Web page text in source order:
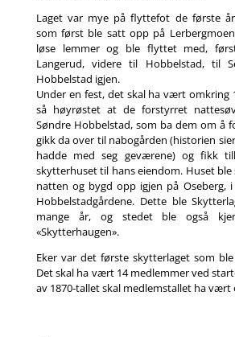
Laget var mye på flyttefot de første
som først ble satt opp på
løse lemmer og ble flyttet med,
Langerud, videre til Hobbelstad, til
Hobbelstad igjen.
Under en fest, det skal ha vært omkring
så høyrøstet at de forstyrret
Søndre Hobbelstad, som ba dem om å
gikk da over til nabogården (historien
hadde med seg geværene) og fikk
skytterhuset til hans eiendom. Huset
natten og bygd opp igjen på Oseberg,
Hobbelstadgårdene. Dette ble
mange år, og stedet ble også
«Skytterhaugen».
Eker var det første skytterlaget som
Det skal ha vært 14 medlemmer ved
av 1870-tallet skal medlemstallet ha vært